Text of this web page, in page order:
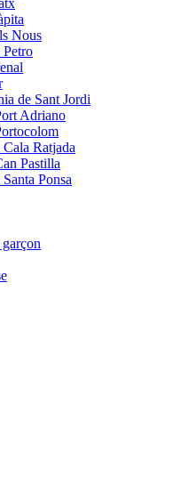
Nous
de Sant Jordi
Adriano
Ratjada
Pastilla
Ponsa